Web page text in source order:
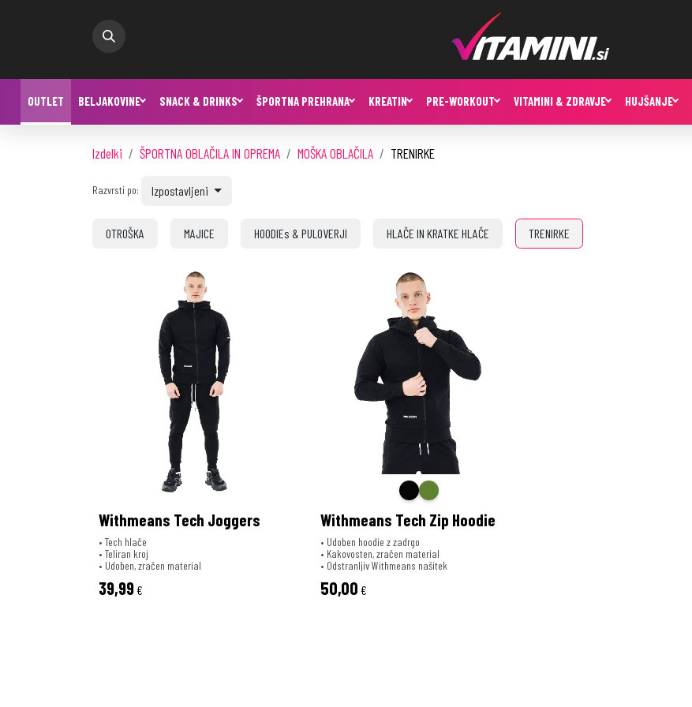
OUTLET BELJAKOVINE SNACK & DRINKS ŠPORTNA PREHRANA KREATIN PRE-WORKOUT VITAMINI & ZDRAVJE HUJŠANJE
Izdelki ŠPORTNA OBLAČILA IN OPREMA MOŠKA OBLAČILA TRENIRKE
Razvrsti po: Izpostavljeni
OTROŠKA MAJICE HOODIEs & PULOVERJI HLAČE IN KRATKE HLAČE TRENIRKE
Withmeans Tech Joggers
• Tech hlače
• Teliran kroj
• Udoben, zračen material
39,99€
Withmeans Tech Zip Hoodie
• Udoben hoodie z zadrgo
• Kakovosten, zračen material
• Odstranljiv Withmeans našitek
50,00 €